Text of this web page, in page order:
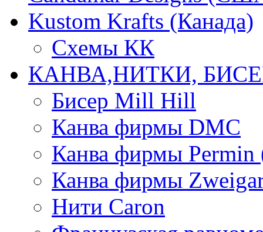
Kustom Krafts (Канада)
Схемы КК
КАНВА,НИТКИ,
Бисер Mill Hill
Канва фирмы DMC
Канва фирмы Permin
Канва фирмы
Нити Caron